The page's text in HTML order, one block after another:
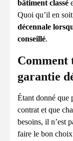
bâtiment classé
Quoi qu’il en
décennale
conseillé.
Comment
garantie
Étant donné que
contrat et que
besoins, il n’est
faire le bon